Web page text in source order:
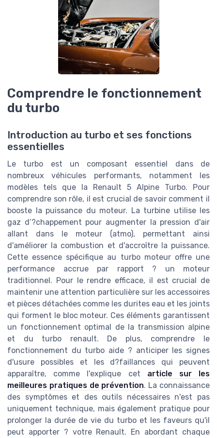
Comprendre le fonctionnement
du turbo
Introduction au turbo et ses fonctions
essentielles
Le turbo est un composant essentiel dans de
nombreux véhicules performants, notamment les
modèles tels que la Renault 5 Alpine Turbo. Pour
comprendre son rôle, il est crucial de savoir comment il
booste la puissance du moteur. La turbine utilise les
gaz d’?chappement pour augmenter la pression d'air
allant dans le moteur (atmo), permettant ainsi
d'améliorer la combustion et d'accroître la puissance.
Cette essence spécifique au turbo moteur offre une
performance accrue par rapport ? un moteur
traditionnel. Pour le rendre efficace, il est crucial de
maintenir une attention particulière sur les accessoires
et pièces détachées comme les durites eau et les joints
qui forment le bloc moteur. Ces éléments garantissent
un fonctionnement optimal de la transmission alpine
et du turbo renault. De plus, comprendre le
fonctionnement du turbo aide ? anticiper les signes
d'usure possibles et les d?faillances qui peuvent
apparaître, comme l'explique cet article sur les
meilleures pratiques de prévention. La connaissance
des symptômes et des outils nécessaires n'est pas
uniquement technique, mais également pratique pour
prolonger la durée de vie du turbo et les faveurs qu'il
peut apporter ? votre Renault. En abordant chaque